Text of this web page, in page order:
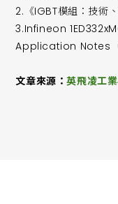
2.《IGBT模組：技術
3.Infineon
Application Notes（
文章來源：英飛凌工